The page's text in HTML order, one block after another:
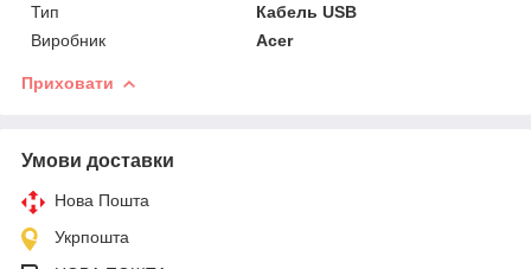
Тип
Кабель USB
Виробник
Acer
Приховати
Умови доставки
Нова Пошта
Укрпошта